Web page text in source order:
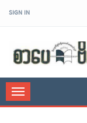
SIGN IN
Toggle
navigation